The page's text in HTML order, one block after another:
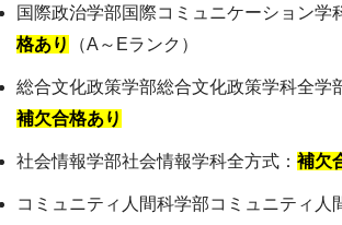
国際政治学部国際コミュニケーション学
格あり
（A～Eランク）
総合文化政策学部総合文化政策学科全学
補欠合格あり
社会情報学部社会情報学科全方式： 補欠
コミュニティ人間科学部コミュニティ人